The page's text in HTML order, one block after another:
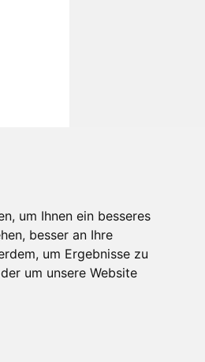
um Ihnen ein besseres
besser an Ihre
um Ergebnisse zu
um unsere Website